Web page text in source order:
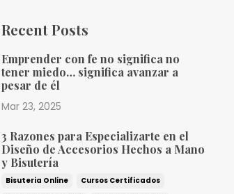
Recent Posts
Emprender con fe no significa no
tener miedo… significa avanzar a
pesar de él
Mar 23, 2025
3 Razones para Especializarte en el
Diseño de Accesorios Hechos a Mano
y Bisutería
Bisuteria Online
Cursos Certificados